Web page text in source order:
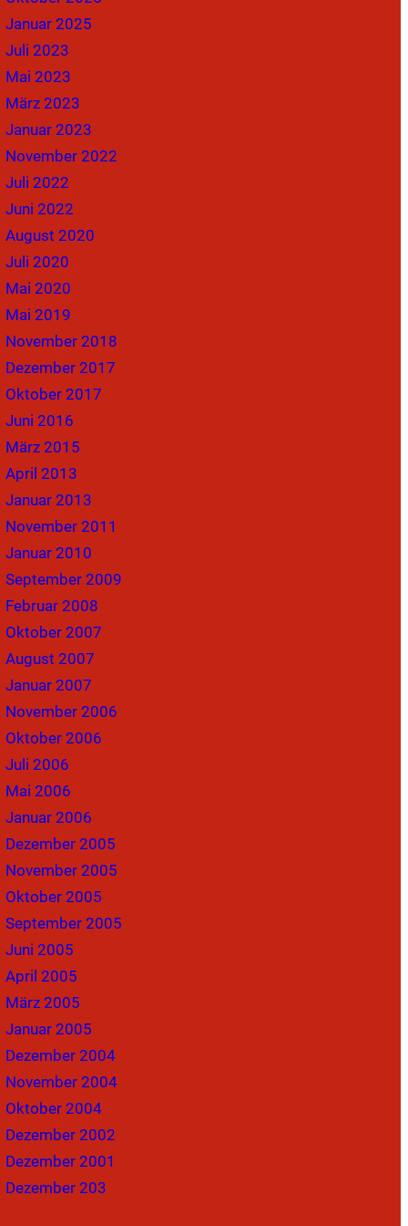
Januar 2025
Juli 2023
Mai 2023
März 2023
Januar 2023
November 2022
Juli 2022
Juni 2022
August 2020
Juli 2020
Mai 2020
Mai 2019
November 2018
Dezember 2017
Oktober 2017
Juni 2016
März 2015
April 2013
Januar 2013
November 2011
Januar 2010
September 2009
Februar 2008
Oktober 2007
August 2007
Januar 2007
November 2006
Oktober 2006
Juli 2006
Mai 2006
Januar 2006
Dezember 2005
November 2005
Oktober 2005
September 2005
Juni 2005
April 2005
März 2005
Januar 2005
Dezember 2004
November 2004
Oktober 2004
Dezember 2002
Dezember 2001
Dezember 203